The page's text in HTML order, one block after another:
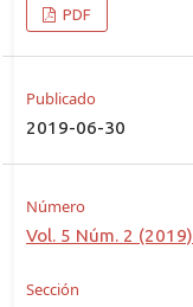
PDF
Publicado
2019-06-30
Número
Vol. 5 Núm. 2 (2019)
Sección